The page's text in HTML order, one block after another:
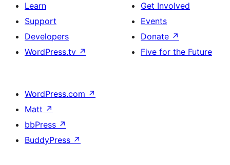
Learn
Support
Developers
WordPress.tv ↗
Get Involved
Events
Donate ↗
Five for the Future
WordPress.com ↗
Matt ↗
bbPress ↗
BuddyPress ↗